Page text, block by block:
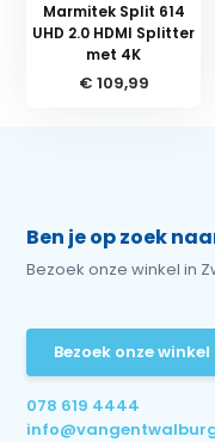
Marmitek Split 614
UHD 2.0 HDMI Splitter
met 4K
€ 109,99
Ben je op zoek
Bezoek onze winkel in
Bezoek onze winkel
078 619 4444